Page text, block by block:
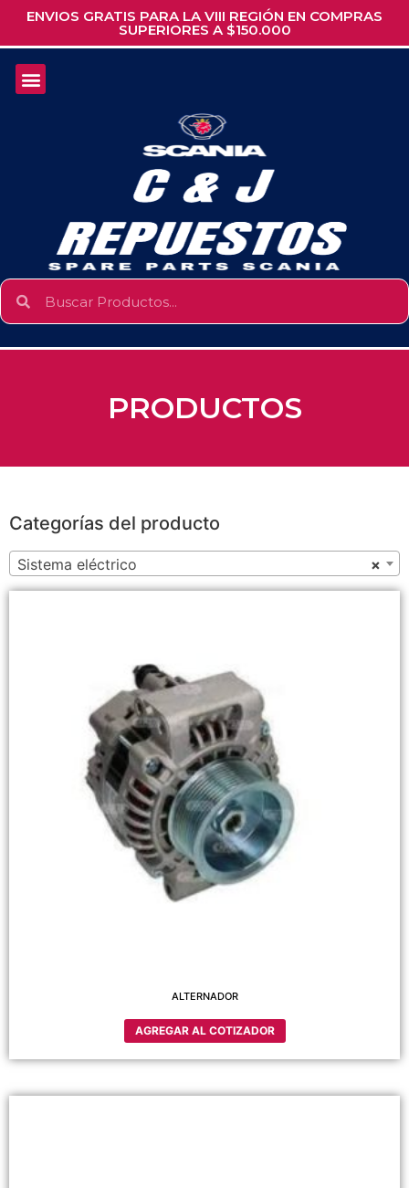
ENVIOS GRATIS PARA LA VIII REGIÓN EN COMPRAS
SUPERIORES A $150.000
PRODUCTOS
Categorías del producto
×
Sistema eléctrico
ALTERNADOR
AGREGAR AL COTIZADOR